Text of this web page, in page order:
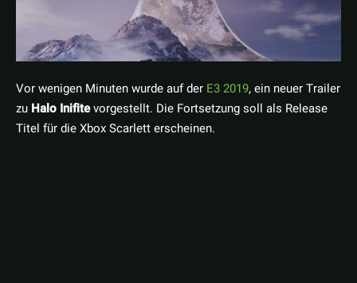
Vor wenigen Minuten wurde auf der E3 2019, ein neuer Trailer
zu Halo Inifitevorgestellt. Die Fortsetzung soll als Release
Titel für die Xbox Scarlett erscheinen.